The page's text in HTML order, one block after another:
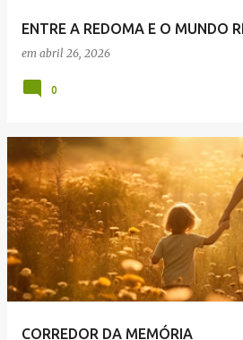
ENTRE A REDOMA E O MUNDO
em abril 26, 2026
0
CORREDOR DA MEMÓRIA